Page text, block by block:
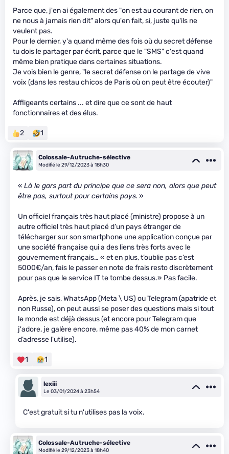
Parce que, j'en ai également des "on est au courant de rien, on
ne nous à jamais rien dit" alors qu'en fait, si, juste qu'ils ne
veulent pas.
Pour le dernier, y'a quand même des fois où du secret défense
tu dois le partager par écrit, parce que le "SMS" c'est quand
même bien pratique dans certaines situations.
Je vois bien le genre, "le secret défense on le partage de vive
voix (dans les restau chicos de Paris où on peut être écouter)"
Affligeants certains ... et dire que ce sont de haut
fonctionnaires et des élus.
2 1
Colossale-Autruche-sélective
Modifié le 29/12/2023 à 18h30
« Là le gars part du principe que ce sera non, alors que peut
être pas, surtout pour certains pays. »
Un officiel français très haut placé (ministre) propose à un
autre officiel très haut placé d’un pays étranger de
télécharger sur son smartphone une application conçue par
une société française qui a des liens très forts avec le
gouvernement français… « et en plus, t’oublie pas c’est
5000€/an, fais le passer en note de frais resto discrètement
pour pas que le service IT te tombe dessus.» Pas facile.
Après, je sais, WhatsApp (Meta \ US) ou Telegram (apatride et
non Russe), on peut aussi se poser des questions mais si tout
le monde est déjà dessus (et encore pour Telegram que
j'adore, je galère encore, même pas 40% de mon carnet
d’adresse l'utilise).
1 1
lexiii
Le 03/01/2024 à 23h54
C'est gratuit si tu n'utilises pas la voix.
Colossale-Autruche-sélective
Modifié le 29/12/2023 à 18h40